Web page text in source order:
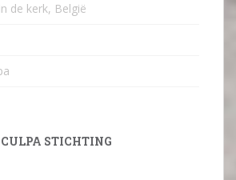
de kerk, België
STICHTING